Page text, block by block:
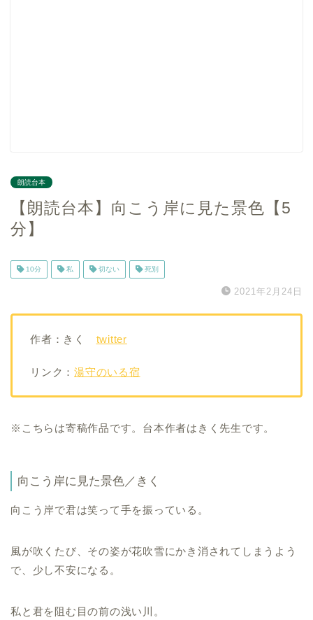
朗読台本
【朗読台本】向こう岸に見た景色【5
分】
10分 私 切ない 死別
2021年2月24日
作者：きく twitter
リンク：湯守のいる宿
※こちらは寄稿作品です。台本作者はきく先生です。
向こう岸に見た景色／きく
向こう岸で君は笑って手を振っている。
風が吹くたび、その姿が花吹雪にかき消されてしまうよう
で、少し不安になる。
私と君を阻む目の前の浅い川。